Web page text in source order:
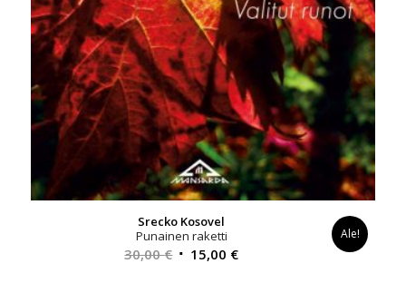
Srecko Kosovel
Punainen raketti
30,00€ Alkuperäinen
15,00 €Nykyinen
Ale!